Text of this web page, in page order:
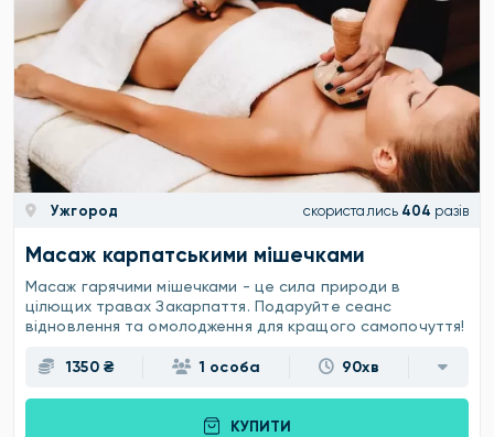
Ужгород скористались 404 разів
Масаж карпатськими мішечками
Масаж гарячими мішечками - це сила природи в
цілющих травах Закарпаття. Подаруйте сеанс
відновлення та омолодження для кращого самопочуття!
1350 ₴ 1 особа 90хв
КУПИТИ